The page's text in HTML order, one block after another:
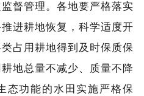
督管理。各地要严格落实
进耕地恢复，科学适度开
占用耕地得到及时保质保
地总量不减少、质量不降
态功能的水田实施严格保